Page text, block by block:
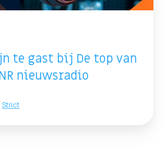
te gast bij De top van
nieuwsradio
Strict